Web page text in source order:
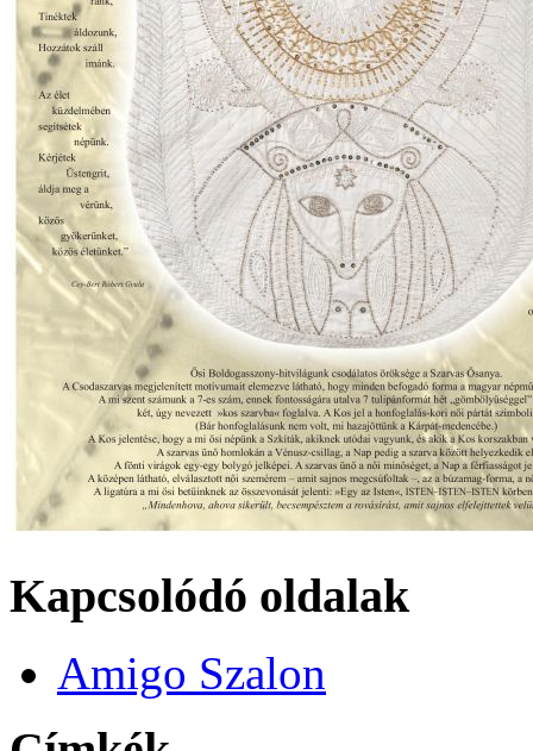
Kapcsolódó oldalak
Amigo Szalon